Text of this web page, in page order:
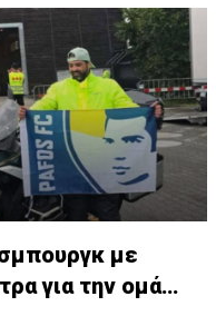
με
για την ομάδα